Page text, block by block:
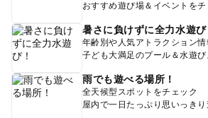
おすすめ遊び場＆イベントをチ
暑さに負けずに全力水遊び
年齢別や人気アトラクション
子ども大満足のプール＆水遊び
雨でも遊べる場所！
全天候型スポットをチェック
屋内で一日たっぷり思いっきり